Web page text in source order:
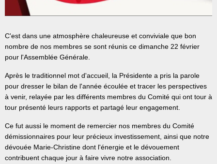
C'est dans une atmosphère chaleureuse et conviviale que bon
nombre de nos membres se sont réunis ce dimanche 22 février
pour l'Assemblée Générale.
Après le traditionnel mot d'accueil, la Présidente a pris la parole
pour dresser le bilan de l'année écoulée et tracer les perspectives
à venir, relayée par les différents membres du Comité qui ont tour à
tour présenté leurs rapports et partagé leur engagement.
Ce fut aussi le moment de remercier nos membres du Comité
démissionnaires pour leur précieux investissement, ainsi que notre
dévouée Marie-Christine dont l'énergie et le dévouement
contribuent chaque jour à faire vivre notre association.